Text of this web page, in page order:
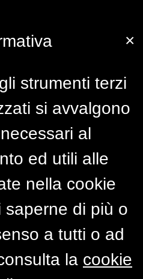
×
strumenti terzi
si avvalgono
al
ed utili alle
nella cookie
saperne di più o
a tutti o ad
la cookie